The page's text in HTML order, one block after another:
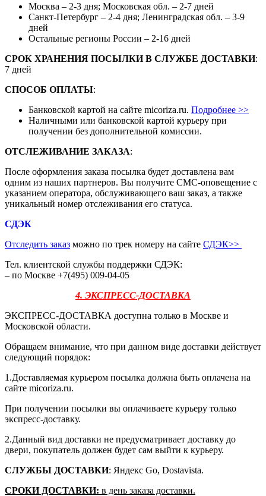
Москва – 2-3 дня; Московская обл. – 2-7 дней
Санкт-Петербург – 2-4 дня; Ленинградская обл. – 3-9
дней
Остальные регионы России – 2-16 дней
СРОК ХРАНЕНИЯ ПОСЫЛКИ В СЛУЖБЕ ДОСТАВКИ:
7 дней
СПОСОБ ОПЛАТЫ:
Банковской картой на сайте micoriza.ru. Подробнее >>
Наличными или банковской картой курьеру при
получении без дополнительной комиссии.
ОТСЛЕЖИВАНИЕ ЗАКАЗА:
После оформления заказа посылка будет доставлена вам
одним из наших партнеров. Вы получите СМС-оповещение с
указанием оператора, обслуживающего ваш заказ, а также
уникальный номер отслеживания его статуса.
СДЭК
Отследить заказ можно по трек номеру на сайте СДЭК>>
Тел. клиентской службы поддержки СДЭК:
– по Москве +7(495) 009-04-05
4. ЭКСПРЕСС-ДОСТАВКА
ЭКСПРЕСС-ДОСТАВКА доступна только в Москве и
Московской области.
Обращаем внимание, что при данном виде доставки действует
следующий порядок:
1.Доставляемая курьером посылка должна быть оплачена на
сайте micoriza.ru.
При получении посылки вы оплачиваете курьеру только
экспресс-доставку.
2.Данный вид доставки не предусматривает доставку до
двери, покупатель должен будет сам выйти к курьеру.
СЛУЖБЫ ДОСТАВКИ: Яндекс Go, Dostavista.
СРОКИ ДОСТАВКИ: в день заказа доставки.